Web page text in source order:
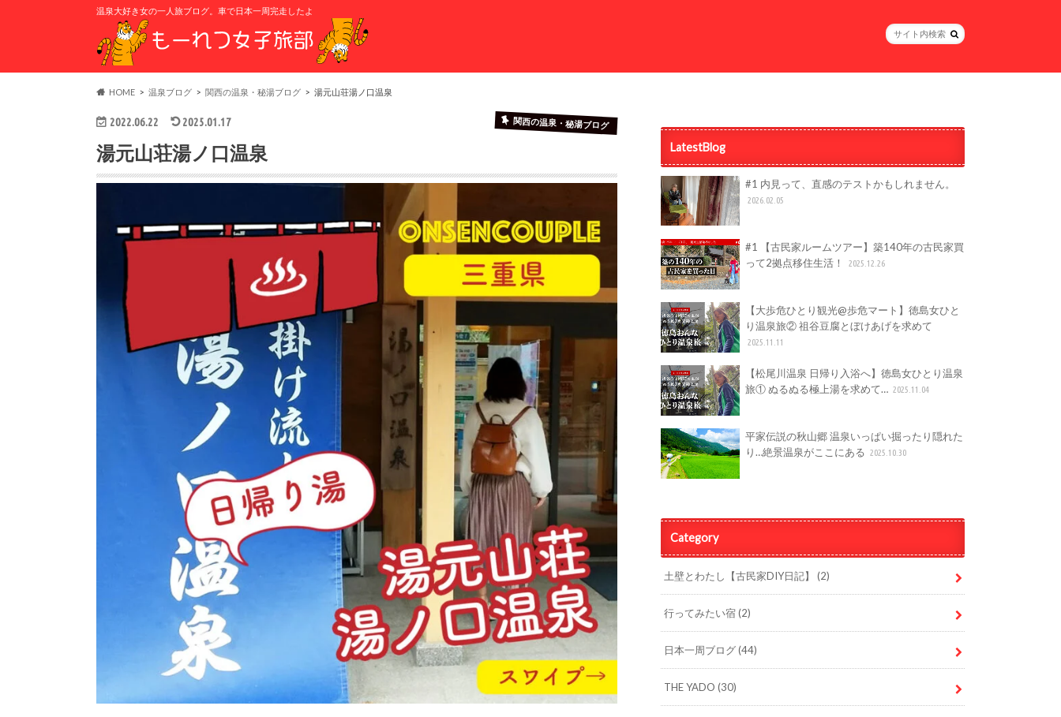
温泉大好き女の一人旅ブログ。車で日本一周完走したよ
HOME 温泉ブログ 関西の温泉・秘湯ブログ 湯元山荘湯ノ口温泉
2022.06.22 2025.01.17 関西の温泉・秘湯ブログ
湯元山荘湯ノ口温泉 LatestBlog
#1 内見って、直感のテストかもしれません。
2026.02.05
#1 【古民家ルームツアー】築140年の古民家買
って2拠点移住生活！
2025.12.26
【大歩危ひとり観光@歩危マート】徳島女ひと
り温泉旅② 祖谷豆腐とぼけあげを求めて
2025.11.11
【松尾川温泉 日帰り入浴へ】徳島女ひとり温泉
旅① ぬるぬる極上湯を求めて… 2025.11.04
平家伝説の秋山郷 温泉いっぱい掘ったり隠れた
り…絶景温泉がここにある 2025.10.30
Category
土壁とわたし【古民家DIY日記】 (2)
行ってみたい宿(2)
日本一周ブログ(44)
THE YADO (30)